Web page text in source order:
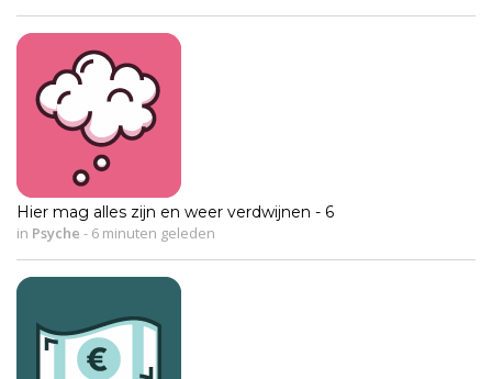
Hier mag alles zijn en weer verdwijnen - 6
in Psyche - 6 minuten geleden